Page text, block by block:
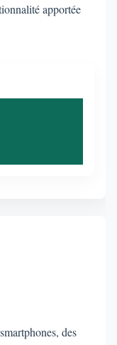
apportée
des